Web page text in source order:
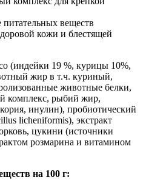
веществ
кожи и блестящей
(индейки 19 %, курицы 10%,
жир в т.ч. куриный,
животные белки,
комплекс, рыбий жир,
инулин), пробиотический
licheniformis), экстракт
цукини (источники
розмарина и витамином
на 100 г: